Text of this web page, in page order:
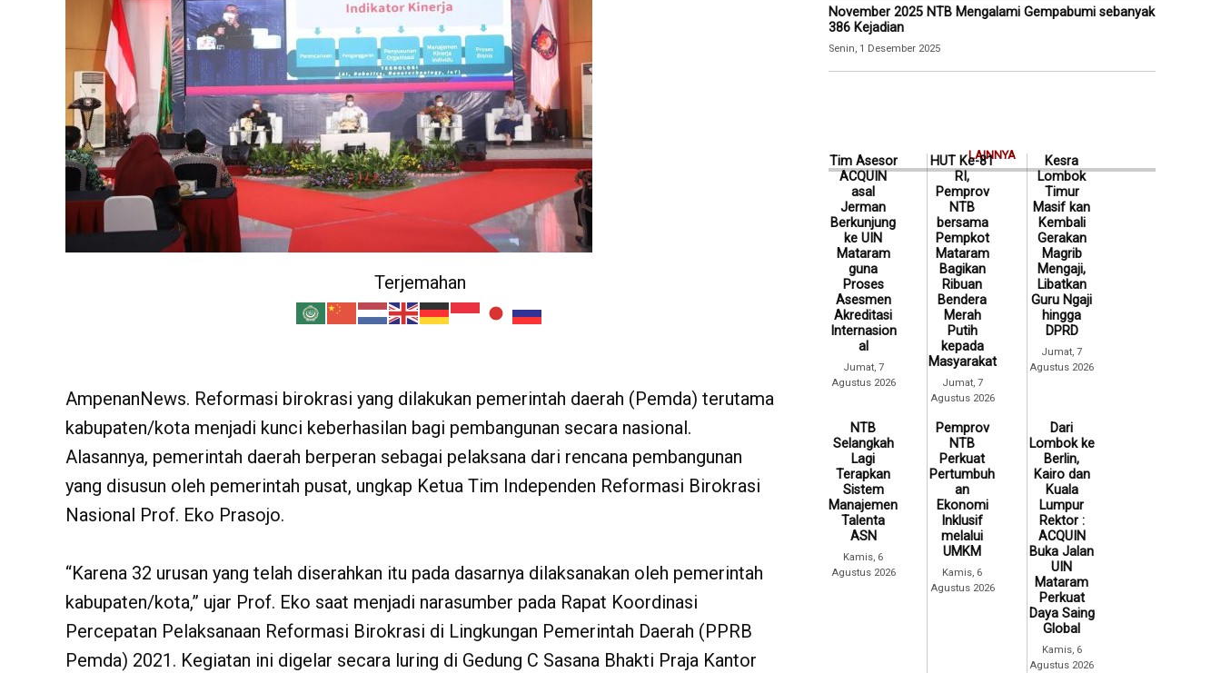
Terjemahan
AmpenanNews. Reformasi birokrasi yang dilakukan pemerintah daerah (Pemda) terutama
kabupaten/kota menjadi kunci keberhasilan bagi pembangunan secara nasional.
Alasannya, pemerintah daerah berperan sebagai pelaksana dari rencana pembangunan
yang disusun oleh pemerintah pusat, ungkap Ketua Tim Independen Reformasi Birokrasi
Nasional Prof. Eko Prasojo.
“Karena 32 urusan yang telah diserahkan itu pada dasarnya dilaksanakan oleh pemerintah
kabupaten/kota,” ujar Prof. Eko saat menjadi narasumber pada Rapat Koordinasi
Percepatan Pelaksanaan Reformasi Birokrasi di Lingkungan Pemerintah Daerah (PPRB
Pemda) 2021. Kegiatan ini digelar secara luring di Gedung C Sasana Bhakti Praja Kantor
November 2025 NTB Mengalami Gempabumi sebanyak
386 Kejadian
Senin, 1 Desember 2025
LAINNYA
Tim Asesor
ACQUIN
asal
Jerman
Berkunjung
ke UIN
Mataram
guna
Proses
Asesmen
Akreditasi
Internasion
al
Jumat, 7
Agustus 2026
HUT Ke-81
RI,
Pemprov
NTB
bersama
Pempkot
Mataram
Bagikan
Ribuan
Bendera
Merah
Putih
kepada
Masyarakat
Jumat, 7
Agustus 2026
Kesra
Lombok
Timur
Masif kan
Kembali
Gerakan
Magrib
Mengaji,
Libatkan
Guru Ngaji
hingga
DPRD
Jumat, 7
Agustus 2026
NTB
Selangkah
Lagi
Terapkan
Sistem
Manajemen
Talenta
ASN
Kamis, 6
Agustus 2026
Pemprov
NTB
Perkuat
Pertumbuh
an
Ekonomi
Inklusif
melalui
UMKM
Kamis, 6
Agustus 2026
Dari
Lombok ke
Berlin,
Kairo dan
Kuala
Lumpur
Rektor :
ACQUIN
Buka Jalan
UIN
Mataram
Perkuat
Daya Saing
Global
Kamis, 6
Agustus 2026